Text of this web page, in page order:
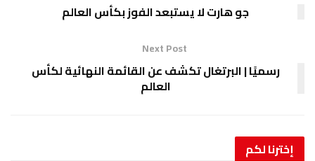
جو هارت لا يستبعد الفوز بكأس العالم
Next Post
رسميًا | البرتغال تكشف عن القائمة النهائية لكأس
العالم
إخترنالكم